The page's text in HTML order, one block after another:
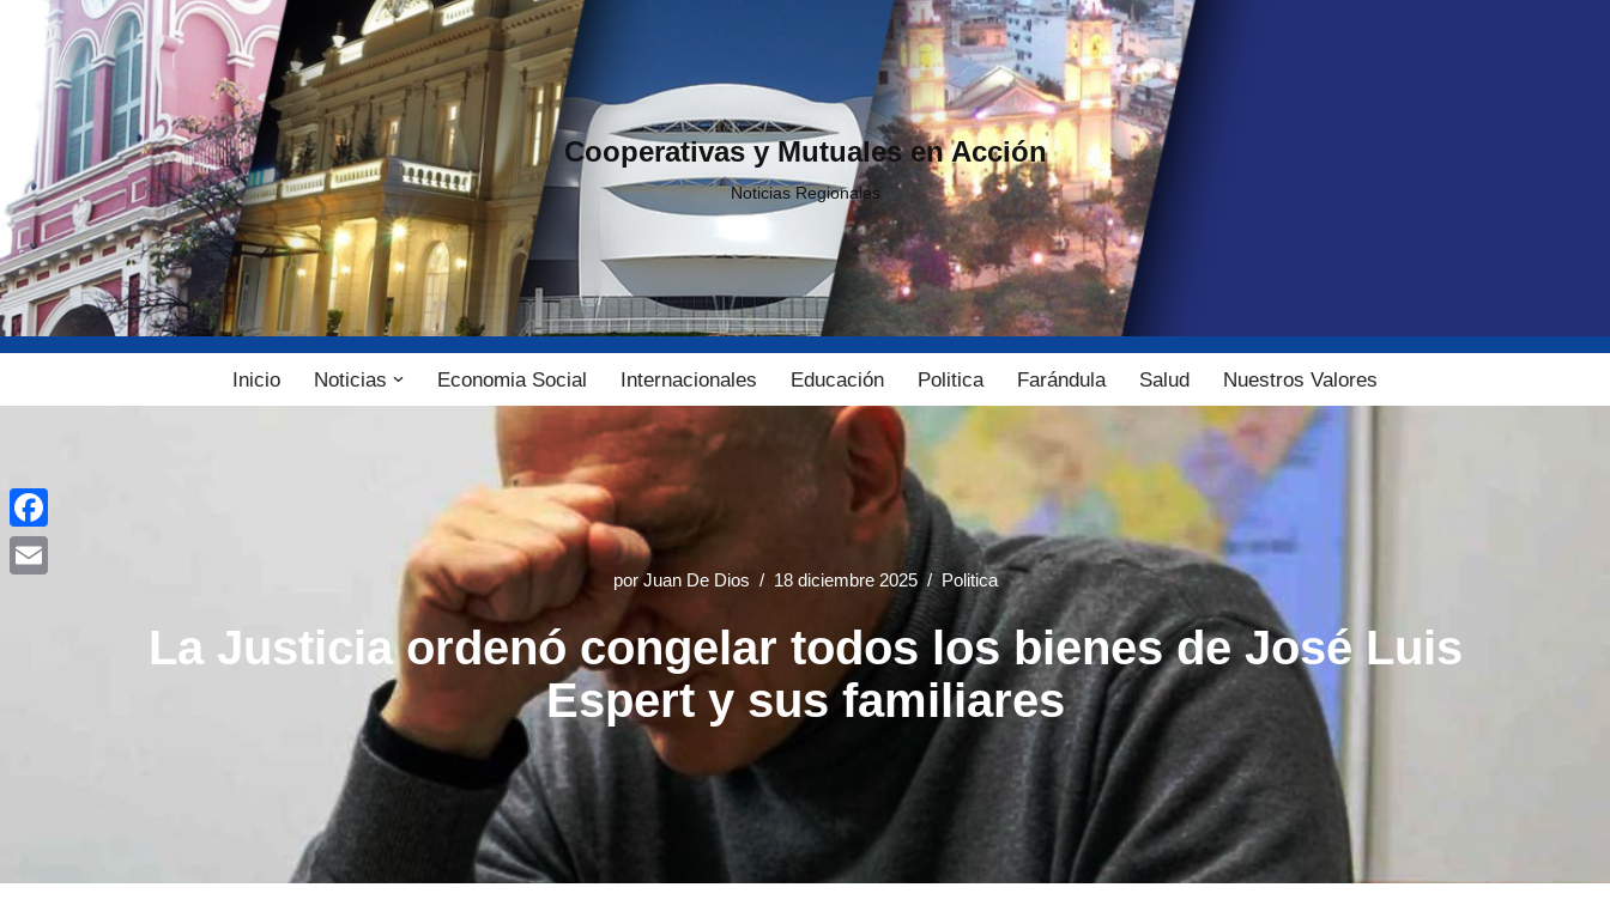
contenido
Cooperativas y Mutuales en Acción
Noticias Regionales
Inicio Noticias Economia Social Internacionales Educación Politica Farándula Salud Nuestros Valores
porJuan De Dios 18 diciembre 2025 Politica
La Justicia ordenó congelar todos los bienes de José Luis
Espert y sus familiares
Facebook